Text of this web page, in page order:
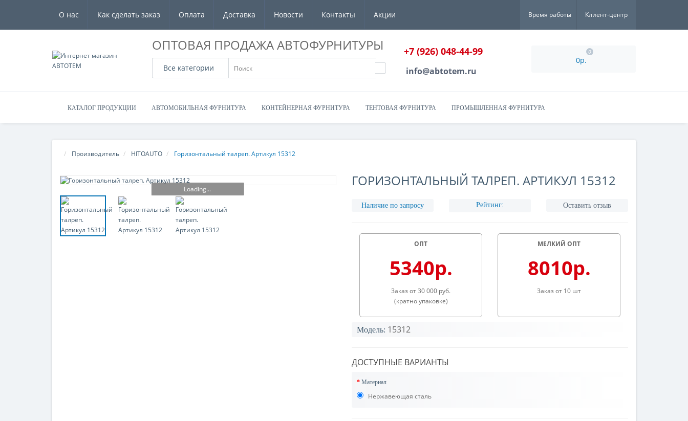
О нас Как сделать заказ Оплата Доставка Новости Контакты Акции Время работы Клиент-центр
ОПТОВАЯ ПРОДАЖА АВТОФУРНИТУРЫ
Все категории
+7 (926) 048-44-99
info@abtotem.ru
0р.
0
КАТАЛОГ ПРОДУКЦИИ АВТОМОБИЛЬНАЯ ФУРНИТУРА КОНТЕЙНЕРНАЯ ФУРНИТУРА ТЕНТОВАЯ ФУРНИТУРА ПРОМЫШЛЕННАЯ ФУРНИТУРА
Производитель HITOAUTO Горизонтальный талреп. Артикул 15312
Loading...
ГОРИЗОНТАЛЬНЫЙ ТАЛРЕП. АРТИКУЛ 15312
Наличие по запросу Рейтинг: Оставить отзыв
ОПТ
5340р.
Заказ от 30 000 руб.
(кратно упаковке)
МЕЛКИЙ ОПТ
8010р.
Заказ от 10 шт
Модель: 15312
ДОСТУПНЫЕ ВАРИАНТЫ
Материал
Нержавеющая сталь